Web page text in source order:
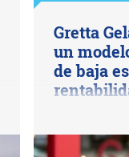
Gretta
un
de baja